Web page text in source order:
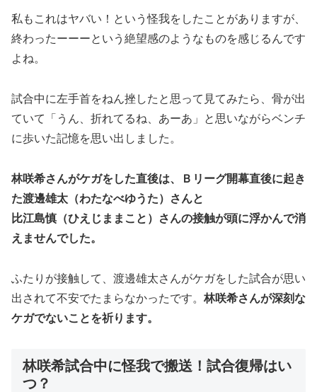
私もこれはヤバい！という怪我をしたことがありますが、
終わったーーーという絶望感のようなものを感じるんです
よね。
試合中に左手首をねん挫したと思って見てみたら、骨が出
ていて「うん、折れてるね、あーあ」と思いながらベンチ
に歩いた記憶を思い出しました。
林咲希さんがケガをした直後は、Ｂリーグ開幕直後に起き
た渡邊雄太（わたなべゆうた）さんと
比江島慎（ひえじままこと）さんの接触が頭に浮かんで消
えませんでした。
ふたりが接触して、渡邊雄太さんがケガをした試合が思い
出されて不安でたまらなかったです。 林咲希さんが深刻な
ケガでないことを祈ります。
林咲希試合中に怪我で搬送！試合復帰はい
つ？